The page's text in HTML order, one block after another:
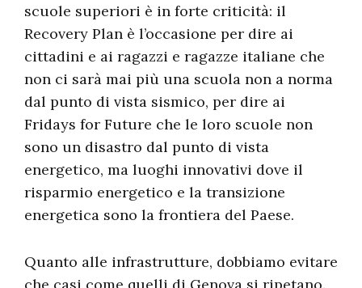
scuole superiori è in forte criticità: il
Recovery Plan è l’occasione per dire ai
cittadini e ai ragazzi e ragazze italiane che
non ci sarà mai più una scuola non a norma
dal punto di vista sismico, per dire ai
Fridays for Future che le loro scuole non
sono un disastro dal punto di vista
energetico, ma luoghi innovativi dove il
risparmio energetico e la transizione
energetica sono la frontiera del Paese.
Quanto alle infrastrutture, dobbiamo evitare
che casi come quelli di Genova si ripetano.